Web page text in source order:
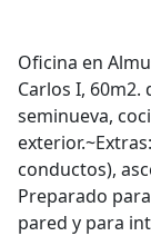
Oficina en
Carlos I,
seminueva,
conductos),
Preparado
pared y para